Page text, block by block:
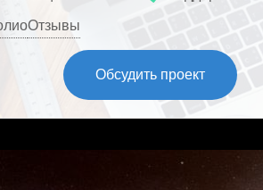
Отзывы
Обсудить проект